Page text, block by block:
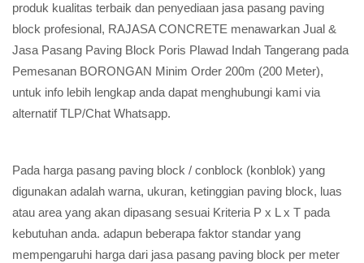
produk kualitas terbaik dan penyediaan jasa pasang paving
block profesional, RAJASA CONCRETE menawarkan Jual &
Jasa Pasang Paving Block Poris Plawad Indah Tangerang pada
Pemesanan BORONGAN Minim Order 200m (200 Meter),
untuk info lebih lengkap anda dapat menghubungi kami via
alternatif TLP/Chat Whatsapp.
Pada harga pasang paving block / conblock (konblok) yang
digunakan adalah warna, ukuran, ketinggian paving block, luas
atau area yang akan dipasang sesuai Kriteria P x L x T pada
kebutuhan anda. adapun beberapa faktor standar yang
mempengaruhi harga dari jasa pasang paving block per meter